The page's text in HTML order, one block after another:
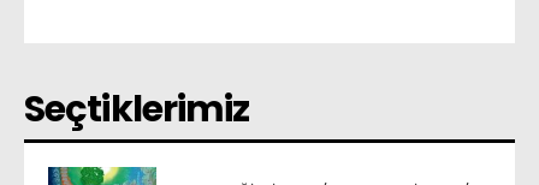
Seçtiklerimiz